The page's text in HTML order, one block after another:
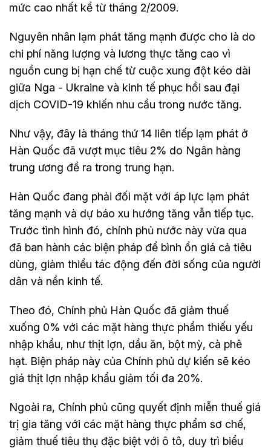
mức cao nhất kể từ tháng 2/2009.
Nguyên nhân lạm phát tăng mạnh được cho là do
chi phí năng lượng và lương thực tăng cao vì
nguồn cung bị hạn chế từ cuộc xung đột kéo dài
giữa Nga - Ukraine và kinh tế phục hồi sau đại
dịch COVID-19 khiến nhu cầu trong nước tăng.
Như vậy, đây là tháng thứ 14 liên tiếp lạm phát ở
Hàn Quốc đã vượt mục tiêu 2% do Ngân hàng
trung ương đề ra trong trung hạn.
Hàn Quốc đang phải đối mặt với áp lực lạm phát
tăng mạnh và dự báo xu hướng tăng vẫn tiếp tục.
Trước tình hình đó, chính phủ nước này vừa qua
đã ban hành các biện pháp để bình ổn giá cả tiêu
dùng, giảm thiểu tác động đến đời sống của người
dân và nền kinh tế.
Theo đó, Chính phủ Hàn Quốc đã giảm thuế
xuống 0% với các mặt hàng thực phẩm thiếu yếu
nhập khẩu, như thịt lợn, dầu ăn, bột mỳ, cà phê
hạt. Biện pháp này của Chính phủ dự kiến sẽ kéo
giá thịt lợn nhập khẩu giảm tối đa 20%.
Ngoài ra, Chính phủ cũng quyết định miễn thuế giá
trị gia tăng với các mặt hàng thực phẩm sơ chế,
giảm thuế tiêu thụ đặc biệt với ô tô, duy trì biểu